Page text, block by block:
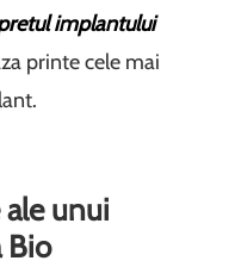
implantului
printe cele mai
unui
Bio